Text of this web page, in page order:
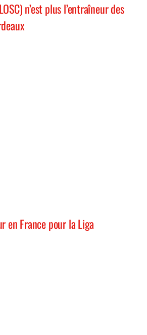
n’est plus l’entraîneur des
en France pour la Liga